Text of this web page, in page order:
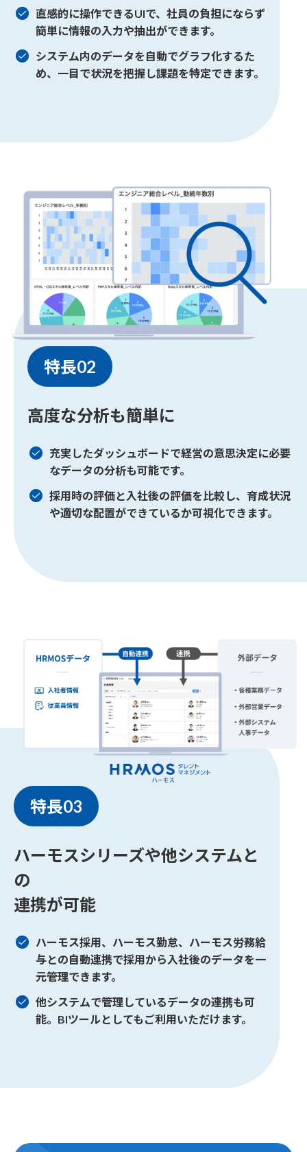
直感的に操作できるUIで、社員の負担にならず
簡単に情報の入力や抽出ができます。
システム内のデータを自動でグラフ化するた
め、 一目で状況を把握し課題を特定できます。
特長02
高度な分析も簡単に
充実したダッシュボードで経営の意思決定に必要
なデータの分析も可能です。
採用時の評価と入社後の評価を比較し、育成状況
や適切な配置ができているか可視化できます。
特長03
ハーモスシリーズや他システムと
の
連携が可能
ハーモス採用、ハーモス勤怠、ハーモス労務給
与との自動連携で採用から入社後のデータを一
元管理できます。
他システムで管理しているデータの連携も可
能。 BIツールとしてもご利用いただけます。